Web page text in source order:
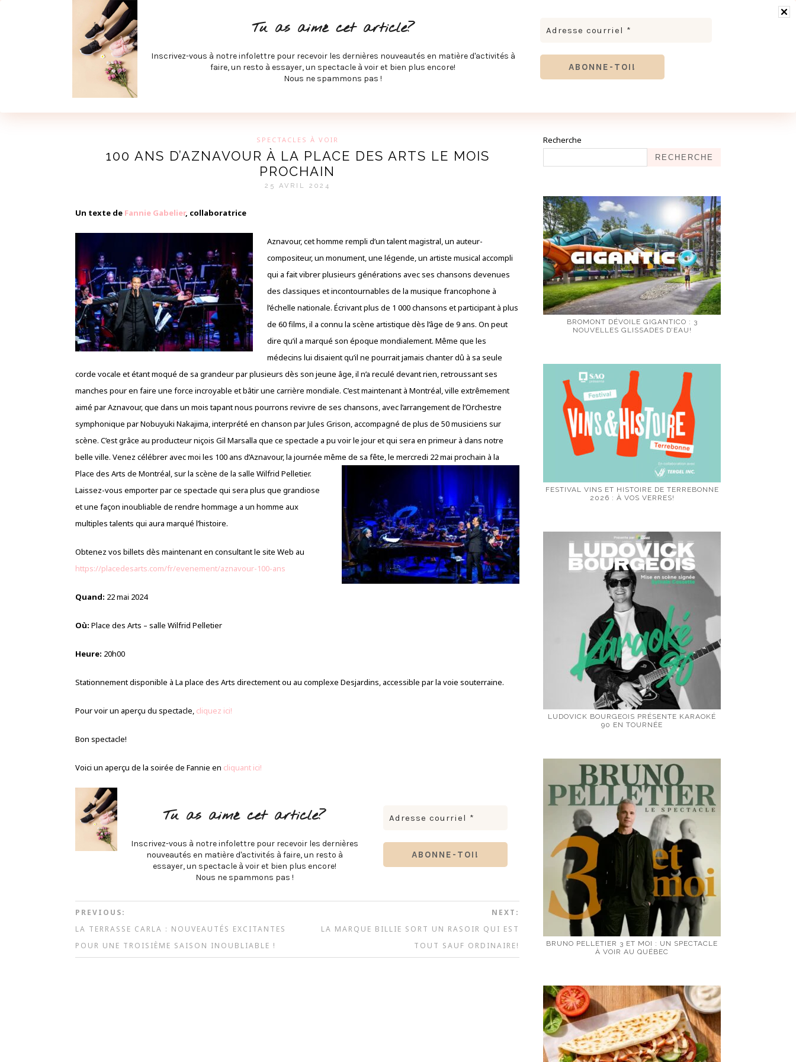
SPÉCIAL RENTRÉE
LECTURE ET FILMS PRODUITS À DÉCOUVRIR
JOINDRE MEVE ET CIE | COLLABORATIONS & MÉDIAS MEVE ET CIE
SPECTACLES À VOIR
100 ANS D’AZNAVOUR À LA PLACE DES ARTS LE MOIS
PROCHAIN
25 AVRIL 2024
Un texte de Fannie Gabelier, collaboratrice
Aznavour, cet homme rempli d’un talent magistral, un auteur-
compositeur, un monument, une légende, un artiste musical accompli
qui a fait vibrer plusieurs générations avec ses chansons devenues
des classiques et incontournables de la musique francophone à
l’échelle nationale. Écrivant plus de 1 000 chansons et participant à plus
de 60 films, il a connu la scène artistique dès l’âge de 9 ans. On peut
dire qu’il a marqué son époque mondialement. Même que les
médecins lui disaient qu’il ne pourrait jamais chanter dû à sa seule
corde vocale et étant moqué de sa grandeur par plusieurs dès son jeune âge, il n’a reculé devant rien, retroussant ses
manches pour en faire une force incroyable et bâtir une carrière mondiale. C’est maintenant à Montréal, ville extrêmement
aimé par Aznavour, que dans un mois tapant nous pourrons revivre de ses chansons, avec l’arrangement de l’Orchestre
symphonique par Nobuyuki Nakajima, interprété en chanson par Jules Grison, accompagné de plus de 50 musiciens sur
scène. C’est grâce au producteur niçois Gil Marsalla que ce spectacle a pu voir le jour et qui sera en primeur à dans notre
belle ville. Venez célébrer avec moi les 100 ans d’Aznavour, la journée même de sa fête, le mercredi 22 mai prochain à la
Place des Arts de Montréal, sur la scène de la salle Wilfrid Pelletier.
Laissez-vous emporter par ce spectacle qui sera plus que grandiose
et une façon inoubliable de rendre hommage a un homme aux
multiples talents qui aura marqué l’histoire.
Obtenez vos billets dès maintenant en consultant le site Web au
https://placedesarts.com/fr/evenement/aznavour-100-ans
Quand: 22 mai 2024
Où: Place des Arts – salle Wilfrid Pelletier
Heure: 20h00
Stationnement disponible à La place des Arts directement ou au complexe Desjardins, accessible par la voie souterraine.
Pour voir un aperçu du spectacle, cliquez ici!
Bon spectacle!
Voici un aperçu de la soirée de Fannie en cliquant ici!
Tu as aimé cet article?
Inscrivez-vous à notre infolettre pour recevoir les dernières
nouveautés en matière d'activités à faire, un resto à
essayer, un spectacle à voir et bien plus encore!
Nous ne spammons pas !
Tu as aimé cet article?
Inscrivez-vous à notre infolettre pour recevoir les dernières nouveautés en matière d'activités à
faire, un resto à essayer, un spectacle à voir et bien plus encore!
Nous ne spammons pas !
PREVIOUS:
LA TERRASSE CARLA : NOUVEAUTÉS EXCITANTES
POUR UNE TROISIÈME SAISON INOUBLIABLE !
NEXT:
LA MARQUE BILLIE SORT UN RASOIR QUI EST
TOUT SAUF ORDINAIRE!
Recherche
RECHERCHE
BROMONT DÉVOILE GIGANTICO : 3
NOUVELLES GLISSADES D’EAU!
FESTIVAL VINS ET HISTOIRE DE TERREBONNE
2026 : À VOS VERRES!
LUDOVICK BOURGEOIS PRÉSENTE KARAOKÉ
90 EN TOURNÉE
BRUNO PELLETIER 3 ET MOI : UN SPECTACLE
À VOIR AU QUÉBEC